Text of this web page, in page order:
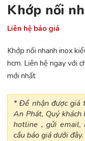
Khớp nối
Liên hệ báo giá
Khớp nối nhanh inox
hcm. Liên hệ ngay với
mới nhất
* Để nhận được giá
An Phát, Quý
hotline , gửi email,
cầu báo giá dưới đây.